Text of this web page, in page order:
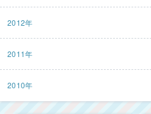
2012年
2011年
2010年